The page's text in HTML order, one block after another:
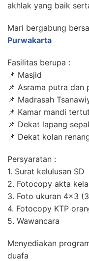
akhlak yang baik
Mari bergabung
Purwakarta
Fasilitas berupa :
📌 Masjid
📌 Asrama putra dan
📌 Madrasah
📌 Kamar mandi
📌 Dekat lapang
📌 Dekat kolan
Persyaratan :
1. Surat kelulusan SD
2. Fotocopy akta
3. Foto ukuran 4×3
4. Fotocopy KTP
5. Wawancara
Menyediakan
duafa